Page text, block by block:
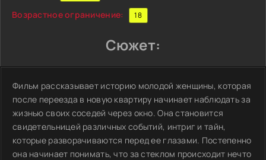
Возрастное ограничение: 18
Сюжет:
Фильм рассказывает историю молодой женщины, которая
после переезда в новую квартиру начинает наблюдать за
жизнью своих соседей через окно. Она становится
свидетельницей различных событий, интриг и тайн,
которые разворачиваются перед ее глазами. Постепенно
она начинает понимать, что за стеклом происходит нечто